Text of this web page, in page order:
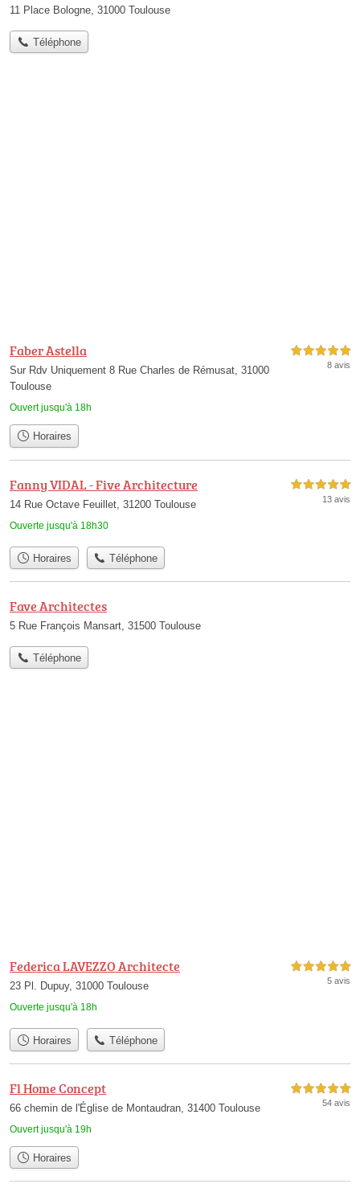
11 Place Bologne, 31000 Toulouse
Téléphone
Faber Astella
Sur Rdv Uniquement 8 Rue Charles de Rémusat, 31000
Toulouse
Ouvert jusqu'à 18h
5,0 étoiles sur 5
8 avis
Horaires
Fanny VIDAL - Five Architecture
14 Rue Octave Feuillet, 31200 Toulouse
Ouverte jusqu'à 18h30
5,0 étoiles sur 5
13 avis
Horaires Téléphone
Fave Architectes
5 Rue François Mansart, 31500 Toulouse
Téléphone
Federica LAVEZZO Architecte
23 Pl. Dupuy, 31000 Toulouse
Ouverte jusqu'à 18h
5,0 étoiles sur 5
5 avis
Horaires Téléphone
Fl Home Concept
66 chemin de l'Église de Montaudran, 31400 Toulouse
Ouvert jusqu'à 19h
5,0 étoiles sur 5
54 avis
Horaires